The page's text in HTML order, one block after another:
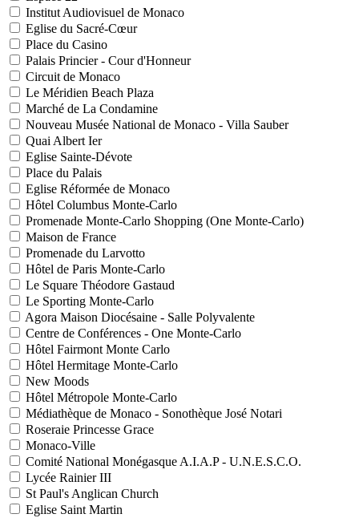
Institut Audiovisuel de Monaco
Eglise du Sacré-Cœur
Place du Casino
Palais Princier - Cour d'Honneur
Circuit de Monaco
Le Méridien Beach Plaza
Marché de La Condamine
Nouveau Musée National de Monaco - Villa Sauber
Quai Albert Ier
Eglise Sainte-Dévote
Place du Palais
Eglise Réformée de Monaco
Hôtel Columbus Monte-Carlo
Promenade Monte-Carlo Shopping (One Monte-Carlo)
Maison de France
Promenade du Larvotto
Hôtel de Paris Monte-Carlo
Le Square Théodore Gastaud
Le Sporting Monte-Carlo
Agora Maison Diocésaine - Salle Polyvalente
Centre de Conférences - One Monte-Carlo
Hôtel Fairmont Monte Carlo
Hôtel Hermitage Monte-Carlo
New Moods
Hôtel Métropole Monte-Carlo
Médiathèque de Monaco - Sonothèque José Notari
Roseraie Princesse Grace
Monaco-Ville
Comité National Monégasque A.I.A.P - U.N.E.S.C.O.
Lycée Rainier III
St Paul's Anglican Church
Eglise Saint Martin